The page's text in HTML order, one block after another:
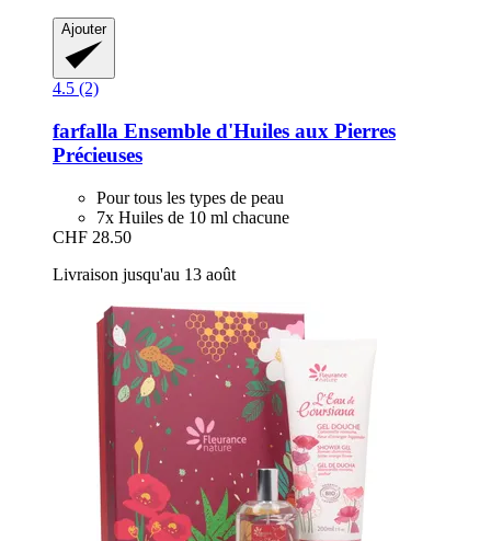
Ajouter
4.5 (2)
farfalla Ensemble d'Huiles aux Pierres
Précieuses
Pour tous les types de peau
7x Huiles de 10 ml chacune
CHF 28.50
Livraison jusqu'au 13 août